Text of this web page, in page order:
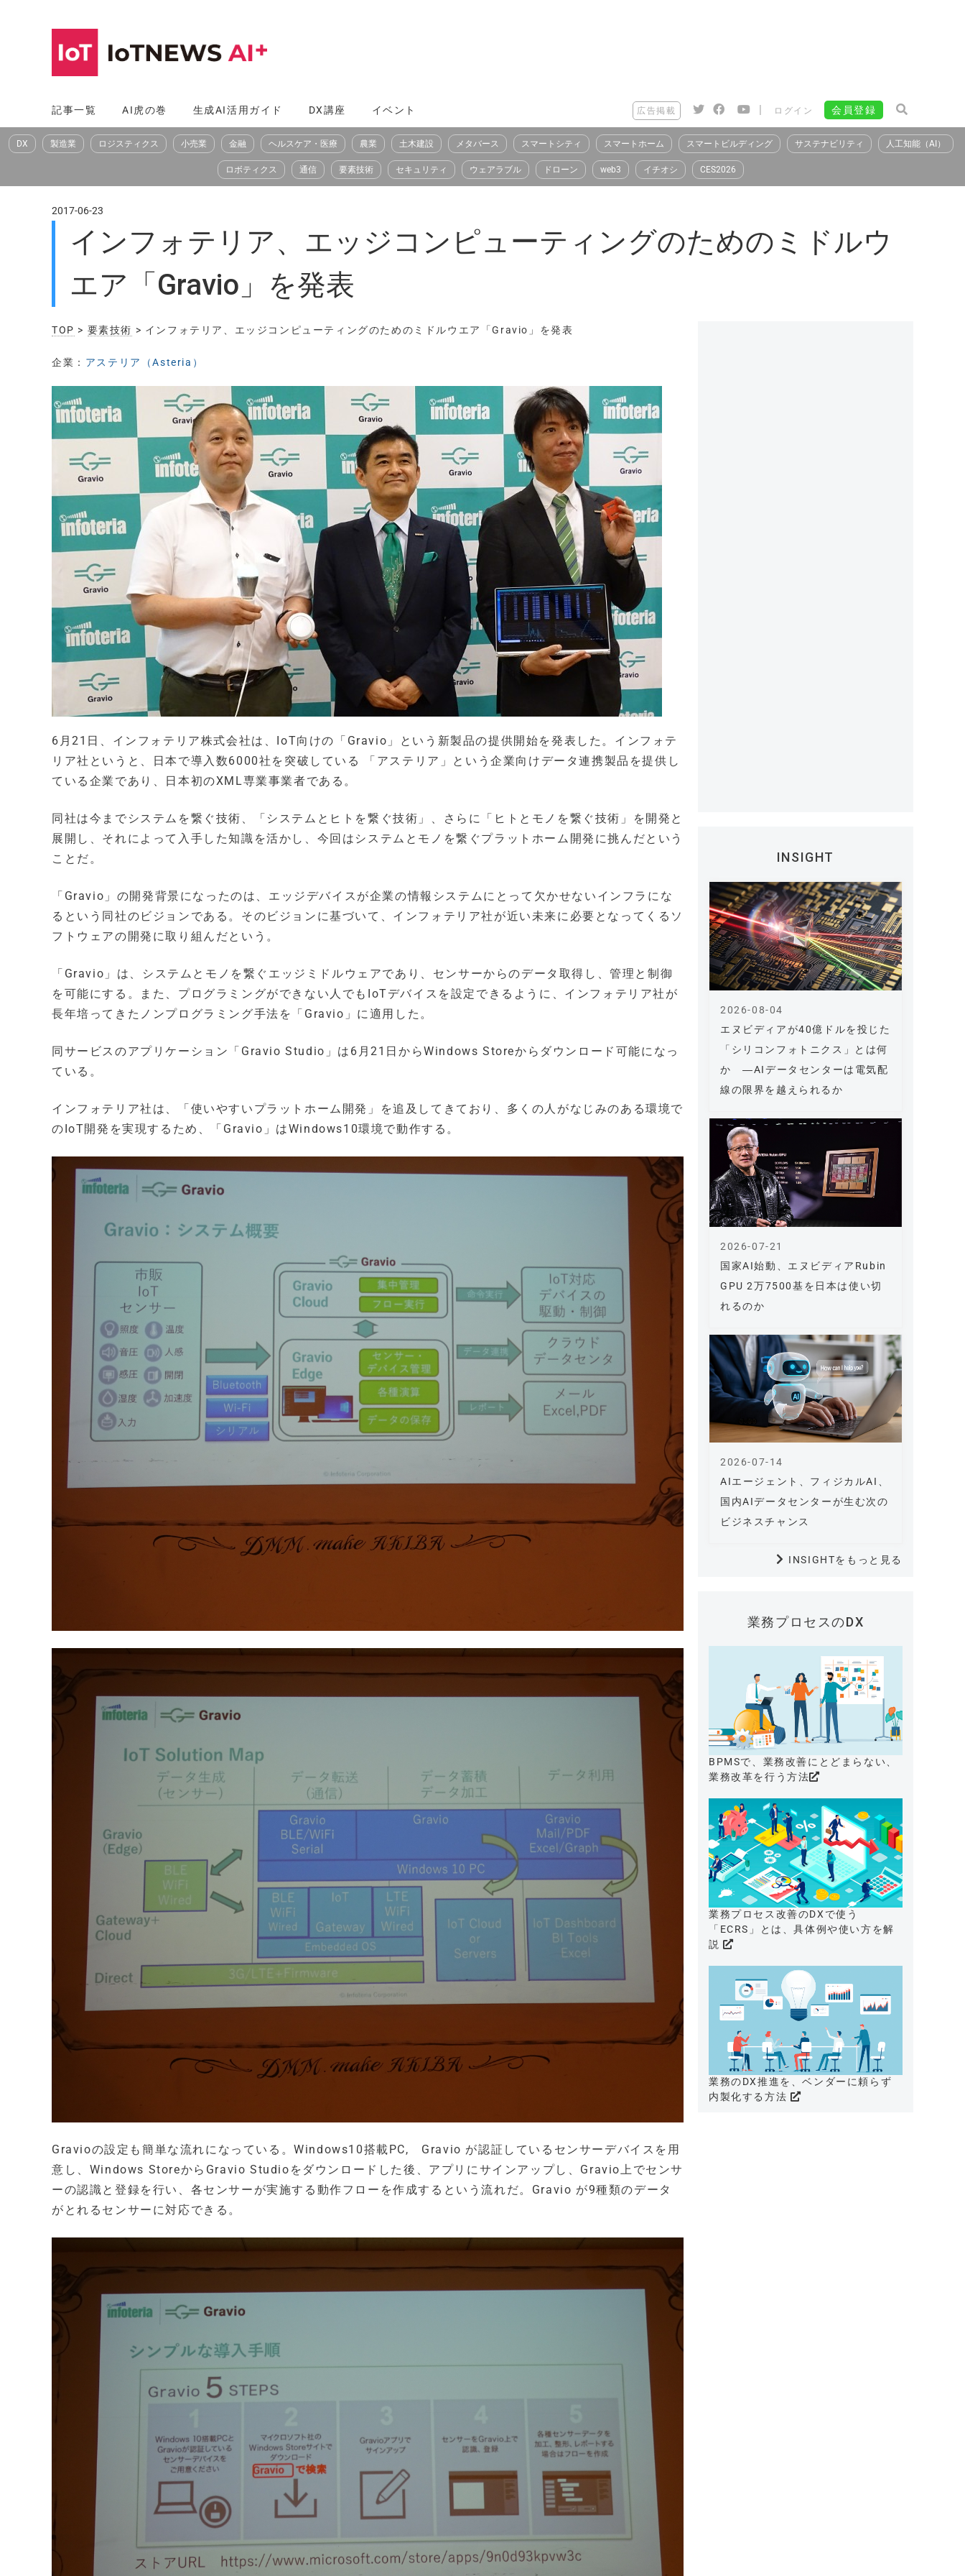
へ
ス
記事一覧 AI虎の巻 生成AI活用ガイド DX講座 イベント 広告掲載 | ログイン 会員登録
DX 製造業 ロジスティクス 小売業 金融 ヘルスケア・医療 農業 土木建設 メタバース スマートシティ スマートホーム スマートビルディング サステナビリティ 人工知能（AI）
ロボティクス 通信 要素技術 セキュリティ ウェアラブル ドローン web3 イチオシ CES2026
2017-06-23
インフォテリア、エッジコンピューティングのためのミドルウ
エア「Gravio」を発表
TOP > 要素技術 > インフォテリア、エッジコンピューティングのためのミドルウエア「Gravio」を発表
企業： アステリア（Asteria）
6月21日、インフォテリア株式会社は、IoT向けの「Gravio」という新製品の提供開始を発表した。インフォテ
リア社というと、日本で導入数6000社を突破している 「アステリア」という企業向けデータ連携製品を提供し
ている企業であり、日本初のXML専業事業者である。
同社は今までシステムを繋ぐ技術、「システムとヒトを繋ぐ技術」、さらに「ヒトとモノを繋ぐ技術」を開発と
展開し、それによって入手した知識を活かし、今回はシステムとモノを繋ぐプラットホーム開発に挑んだという
ことだ。
「Gravio」の開発背景になったのは、エッジデバイスが企業の情報システムにとって欠かせないインフラにな
るという同社のビジョンである。そのビジョンに基づいて、インフォテリア社が近い未来に必要となってくるソ
フトウェアの開発に取り組んだという。
「Gravio」は、システムとモノを繋ぐエッジミドルウェアであり、センサーからのデータ取得し、管理と制御
を可能にする。また、プログラミングができない人でもIoTデバイスを設定できるように、インフォテリア社が
長年培ってきたノンプログラミング手法を「Gravio」に適用した。
同サービスのアプリケーション「Gravio Studio」は6月21日からWindows Storeからダウンロード可能になっ
ている。
インフォテリア社は、「使いやすいプラットホーム開発」を追及してきており、多くの人がなじみのある環境で
のIoT開発を実現するため、「Gravio」はWindows10環境で動作する。
Gravioの設定も簡単な流れになっている。Windows10搭載PC, Gravio が認証しているセンサーデバイスを用
意し、Windows StoreからGravio Studioをダウンロードした後、アプリにサインアップし、Gravio上でセンサ
ーの認識と登録を行い、各センサーが実施する動作フローを作成するという流れだ。Gravio が9種類のデータ
がとれるセンサーに対応できる。
INSIGHT
エヌビディアが40億ドルを投じた
「シリコンフォトニクス」とは何
か ―AIデータセンターは電気配
線の限界を越えられるか
2026-08-04
国家AI始動、エヌビディアRubin
GPU 2万7500基を日本は使い切
れるのか
2026-07-21
AIエージェント、フィジカルAI、
国内AIデータセンターが生む次の
ビジネスチャンス
2026-07-14
INSIGHTをもっと見る
業務プロセスのDX
BPMSで、業務改善にとどまらない、
業務改革を行う方法
業務プロセス改善のDXで使う
「ECRS」とは、具体例や使い方を解
説
業務のDX推進を、ベンダーに頼らず
内製化する方法